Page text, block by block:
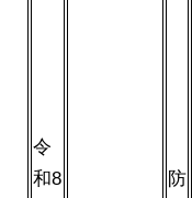
令
和8
防